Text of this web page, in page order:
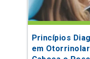
Princípios
em